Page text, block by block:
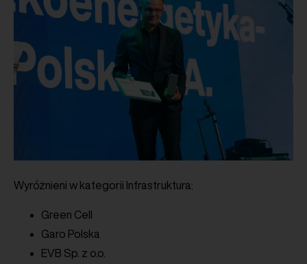
Wyróżnieni w kategorii Infrastruktura:
Green Cell
Garo Polska
EVB Sp. z o.o.